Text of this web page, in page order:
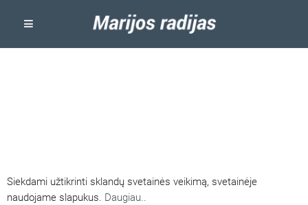
Siekdami užtikrinti sklandų svetainės veikimą, svetainėje
naudojame slapukus. Daugiau..